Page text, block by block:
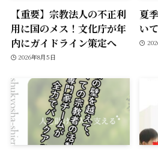
【重要】宗教法人の不正利
用に国のメス！文化庁が年
内にガイドライン策定へ
2026年8月5日
夏
いて